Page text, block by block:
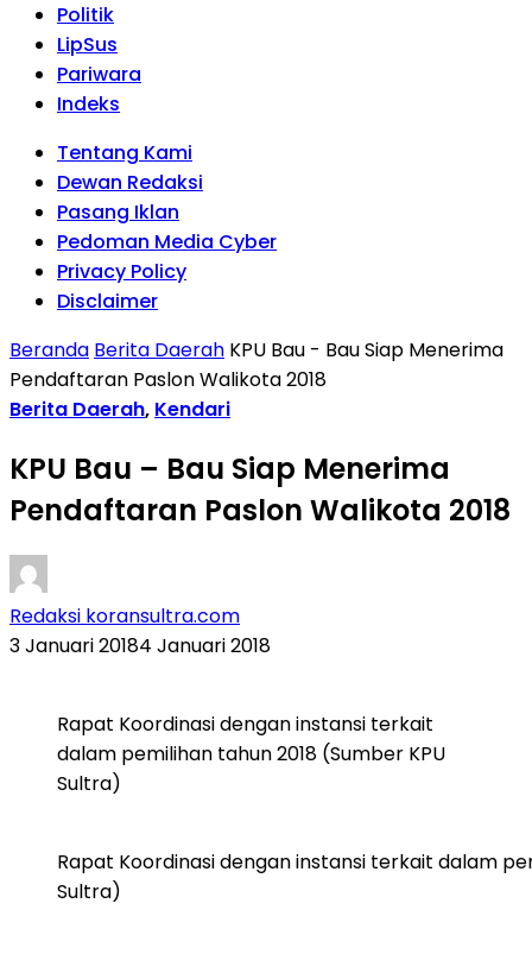
Politik
LipSus
Pariwara
Indeks
Tentang Kami
Dewan Redaksi
Pasang Iklan
Pedoman Media Cyber
Privacy Policy
Disclaimer
Beranda Berita Daerah KPU Bau - Bau Siap Menerima
Pendaftaran Paslon Walikota 2018
Berita Daerah, Kendari
KPU Bau – Bau Siap Menerima
Pendaftaran Paslon Walikota 2018
Redaksi koransultra.com
3 Januari 20184 Januari 2018
Rapat Koordinasi dengan instansi terkait
dalam pemilihan tahun 2018 (Sumber KPU
Sultra)
Rapat Koordinasi dengan instansi terkait dalam
Sultra)